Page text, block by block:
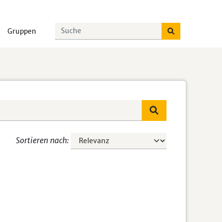
Gruppen
Sortieren nach